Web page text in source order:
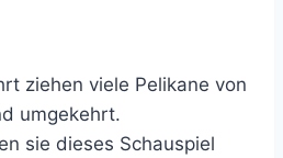
ziehen viele Pelikane von
umgekehrt.
sie dieses Schauspiel